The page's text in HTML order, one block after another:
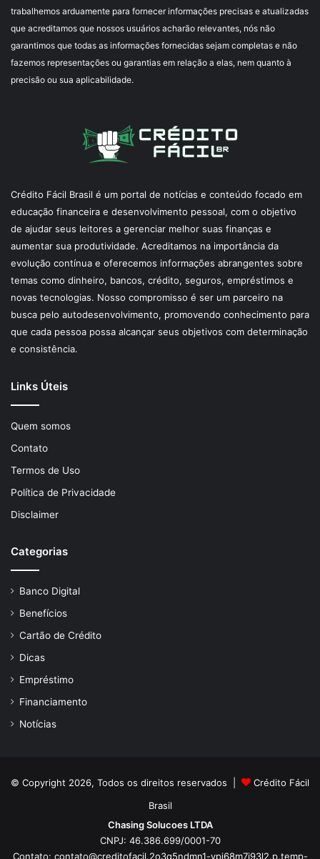
trabalhemos arduamente para fornecer informações precisas e atualizadas
que acreditamos que nossos usuários acharão relevantes, nós não
garantimos que todas as informações fornecidas sejam completas e não
fazemos representações ou garantias em relação a elas, nem quanto à
precisão ou sua aplicabilidade.
Crédito Fácil Brasil é um portal de notícias e conteúdo focado em
educação financeira e desenvolvimento pessoal, com o objetivo
de ajudar seus leitores a gerenciar melhor suas finanças e
aumentar sua produtividade. Acreditamos na importância da
evolução contínua e oferecemos informações abrangentes sobre
temas como dinheiro, bancos, crédito, seguros, empréstimos e
novas tecnologias. Nosso compromisso é ser um parceiro na
busca pelo autodesenvolvimento, promovendo conhecimento para
que cada pessoa possa alcançar seus objetivos com determinação
e consistência.
Links Úteis
Quem somos
Contato
Termos de Uso
Política de Privacidade
Disclaimer
Categorias
Banco Digital
Benefícios
Cartão de Crédito
Dicas
Empréstimo
Financiamento
Notícias
© Copyright 2026, Todos os direitos reservados |
Crédito Fácil
Brasil
Chasing Solucoes LTDA
CNPJ: 46.386.699/0001-70
Contato: contato@creditofacil.2o3q5ndmn1-ypj68m7j93l2.p.temp-